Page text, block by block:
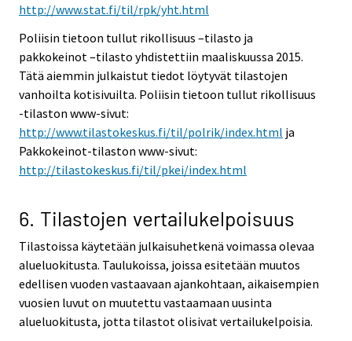
http://www.stat.fi/til/rpk/yht.html
Poliisin tietoon tullut rikollisuus –tilasto ja
pakkokeinot –tilasto yhdistettiin maaliskuussa 2015.
Tätä aiemmin julkaistut tiedot löytyvät tilastojen
vanhoilta kotisivuilta. Poliisin tietoon tullut rikollisuus
-tilaston www-sivut:
http://www.tilastokeskus.fi/til/polrik/index.html ja
Pakkokeinot-tilaston www-sivut:
http://tilastokeskus.fi/til/pkei/index.html
6. Tilastojen vertailukelpoisuus
Tilastoissa käytetään julkaisuhetkenä voimassa olevaa
alueluokitusta. Taulukoissa, joissa esitetään muutos
edellisen vuoden vastaavaan ajankohtaan, aikaisempien
vuosien luvut on muutettu vastaamaan uusinta
alueluokitusta, jotta tilastot olisivat vertailukelpoisia.